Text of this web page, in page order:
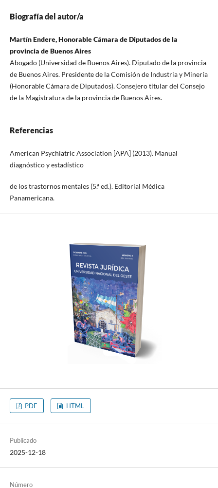
Biografía del autor/a
Martín Endere, Honorable Cámara de Diputados de la
provincia de Buenos Aires
Abogado (Universidad de Buenos Aires). Diputado de la provincia
de Buenos Aires. Presidente de la Comisión de Industria y Minería
(Honorable Cámara de Diputados). Consejero titular del Consejo
de la Magistratura de la provincia de Buenos Aires.
Referencias
American Psychiatric Association [APA] (2013). Manual
diagnóstico y estadístico
de los trastornos mentales (5.ª ed.). Editorial Médica
Panamericana.
PDF HTML
Publicado
2025-12-18
Número